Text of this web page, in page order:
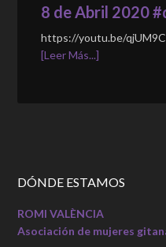
8 de Abril 2020
https://youtu.be/
[Leer Más...]
DÓNDE ESTAMOS
ROMI VALÈNCIA
Asociación de mujeres